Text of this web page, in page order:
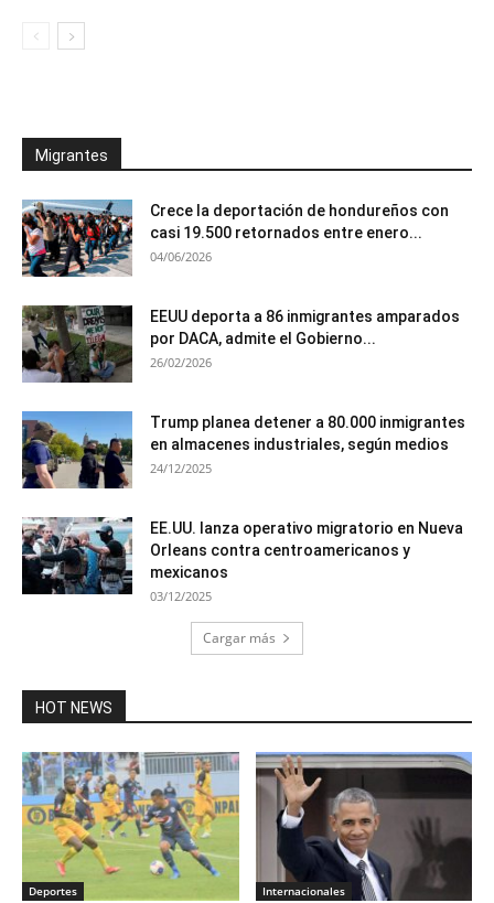
Migrantes
Crece la deportación de hondureños con
casi 19.500 retornados entre enero...
04/06/2026
EEUU deporta a 86 inmigrantes amparados
por DACA, admite el Gobierno...
26/02/2026
Trump planea detener a 80.000 inmigrantes
en almacenes industriales, según medios
24/12/2025
EE.UU. lanza operativo migratorio en Nueva
Orleans contra centroamericanos y
mexicanos
03/12/2025
Cargar más
HOT NEWS
Deportes Internacionales